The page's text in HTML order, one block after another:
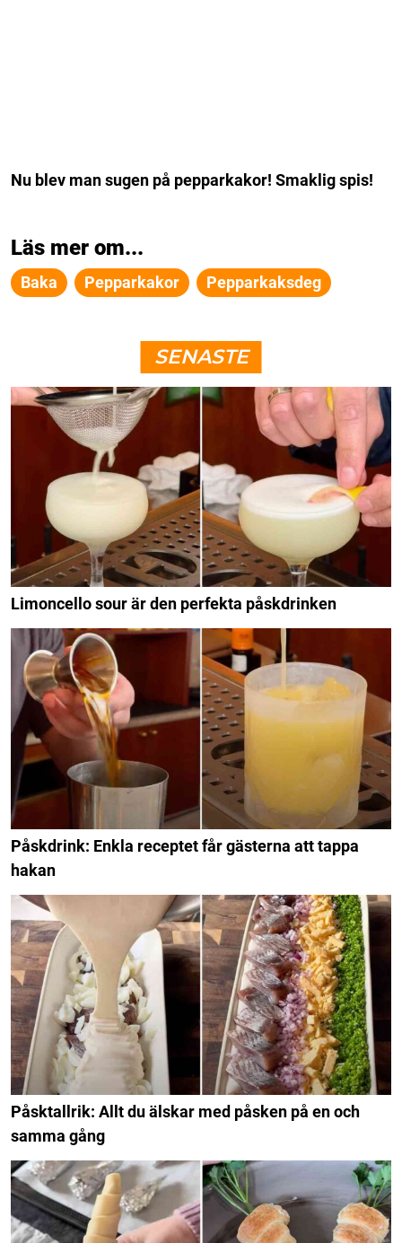
Nu blev man sugen på pepparkakor! Smaklig spis!
Läs mer om...
Baka Pepparkakor Pepparkaksdeg
SENASTE
Limoncello sour är den perfekta påskdrinken
Påskdrink: Enkla receptet får gästerna att tappa
hakan
Påsktallrik: Allt du älskar med påsken på en och
samma gång